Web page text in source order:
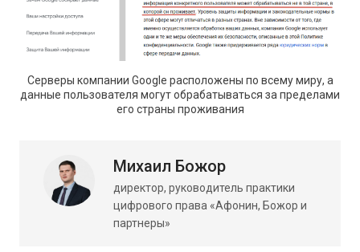
Серверы компании Google расположены по всему миру, а
данные пользователя могут обрабатываться за пределами
его страны проживания
Михаил Божор
директор, руководитель практики
цифрового права «Афонин, Божор и
партнеры»